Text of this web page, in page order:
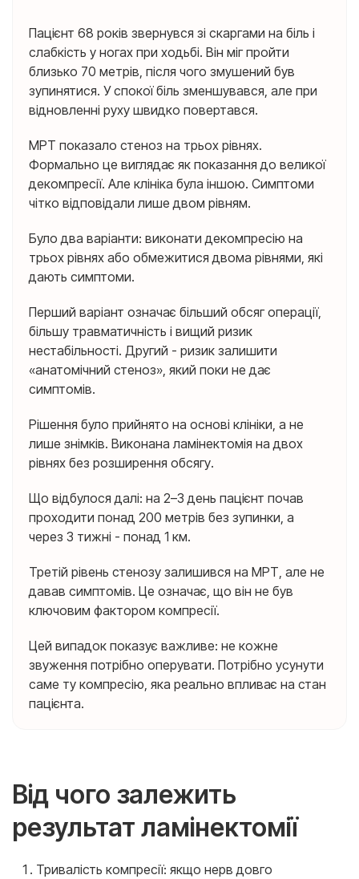
Пацієнт 68 років звернувся зі скаргами на біль і
слабкість у ногах при ходьбі. Він міг пройти
близько 70 метрів, після чого змушений був
зупинятися. У спокої біль зменшувався, але при
відновленні руху швидко повертався.
МРТ показало стеноз на трьох рівнях.
Формально це виглядає як показання до великої
декомпресії. Але клініка була іншою. Симптоми
чітко відповідали лише двом рівням.
Було два варіанти: виконати декомпресію на
трьох рівнях або обмежитися двома рівнями, які
дають симптоми.
Перший варіант означає більший обсяг операції,
більшу травматичність і вищий ризик
нестабільності. Другий - ризик залишити
«анатомічний стеноз», який поки не дає
симптомів.
Рішення було прийнято на основі клініки, а не
лише знімків. Виконана ламінектомія на двох
рівнях без розширення обсягу.
Що відбулося далі: на 2–3 день пацієнт почав
проходити понад 200 метрів без зупинки, а
через 3 тижні - понад 1 км.
Третій рівень стенозу залишився на МРТ, але не
давав симптомів. Це означає, що він не був
ключовим фактором компресії.
Цей випадок показує важливе: не кожне
звуження потрібно оперувати. Потрібно усунути
саме ту компресію, яка реально впливає на стан
пацієнта.
Від чого залежить
результат ламінектомії
Тривалість компресії: якщо нерв довго